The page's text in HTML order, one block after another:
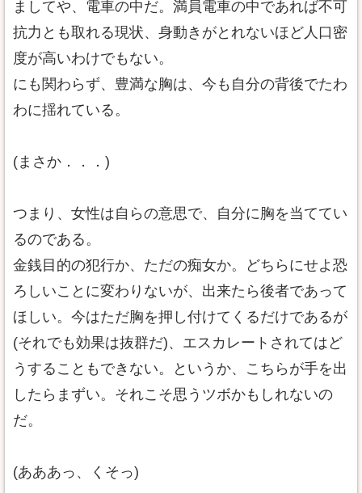
ましてや、電車の中だ。満員電車の中であれば不可
抗力とも取れる現状、身動きがとれないほど人口密
度が高いわけでもない。
にも関わらず、豊満な胸は、今も自分の背後でたわ
わに揺れている。
(まさか．．．)
つまり、女性は自らの意思で、自分に胸を当ててい
るのである。
金銭目的の犯行か、ただの痴女か。どちらにせよ恐
ろしいことに変わりないが、出来たら後者であって
ほしい。今はただ胸を押し付けてくるだけであるが
(それでも効果は抜群だ)、エスカレートされてはど
うすることもできない。というか、こちらが手を出
したらまずい。それこそ思うツボかもしれないの
だ。
(あああっ、くそっ)